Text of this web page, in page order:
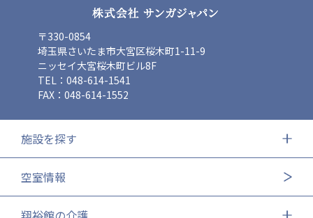
〒330-0854
埼玉県さいたま市大宮区桜木町1-11-9
ニッセイ大宮桜木町ビル8F
TEL：048-614-1541
FAX：048-614-1552
施設を探す
空室情報